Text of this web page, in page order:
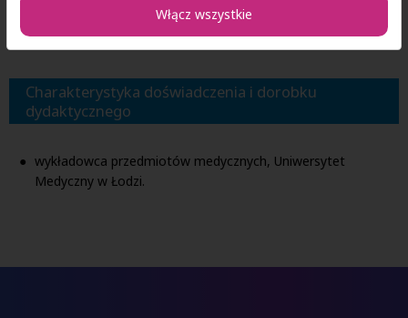
lekarz podstawowej opieki zdrowotnej, lekarz pogotowia
ratunkowego.
Charakterystyka doświadczenia i dorobku
dydaktycznego
wykładowca przedmiotów medycznych, Uniwersytet
Medyczny w Łodzi.
Włącz wszystkie